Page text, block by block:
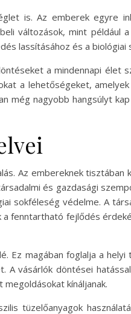
is. Az emberek egyre
változások, mint például
lassításához és a
a mindennapi
a lehetőségeket,
még nagyobb hangsúlyt
Az embereknek tisztában
és gazdasági
sokféleség védelme. A
fenntartható fejlődés
Ez magában foglalja a
A vásárlók döntései
kínáljanak.
tüzelőanyagok